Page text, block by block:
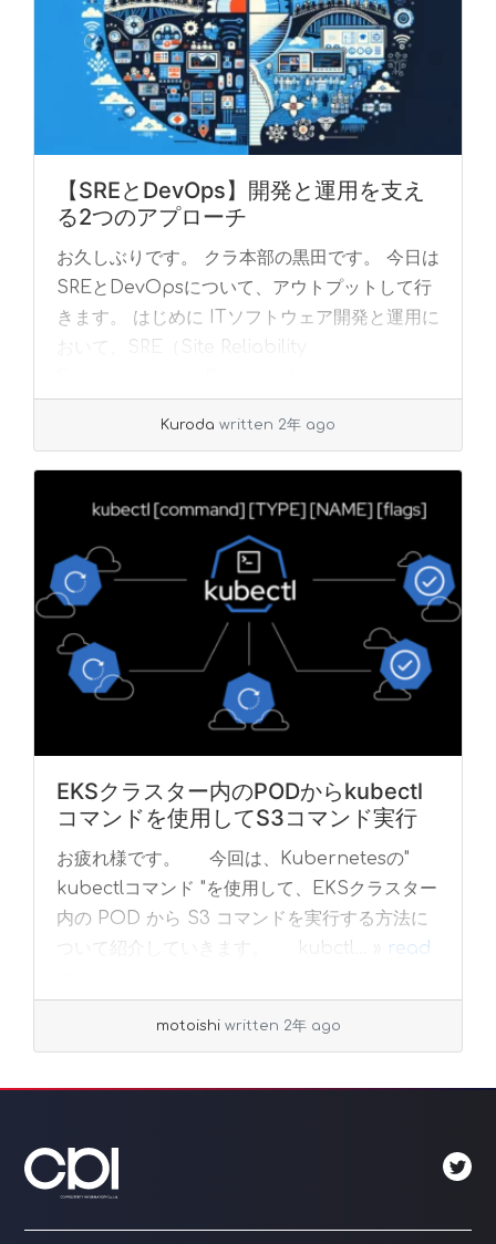
【SREとDevOps】開発と運用を支え
る2つのアプローチ
お久しぶりです。 クラ本部の黒田です。 今日は
SREとDevOpsについて、アウトプットして行
きます。 はじめに ITソフトウェア開発と運用に
おいて、SRE（Site Reliability
Kuroda written 2年 ago
EKSクラスター内のPODからkubectl
コマンドを使用してS3コマンド実行
お疲れ様です。 今回は、Kubernetesの"
kubectlコマンド "を使用して、EKSクラスター
内の POD から S3 コマンドを実行する方法に
ついて紹介していきます。 kubctl... »
read
motoishi written 2年 ago